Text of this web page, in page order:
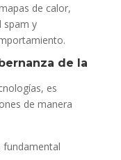
de calor,
spam y
de la
es
de manera
fundamental